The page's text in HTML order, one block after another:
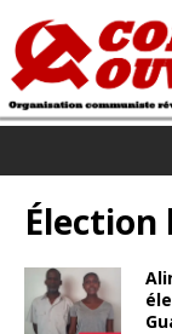
Élection